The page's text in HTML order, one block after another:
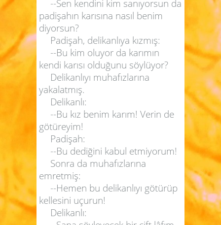
--Sen kendini kim sanıyorsun da
padişahın karısına nasıl benim
diyorsun?
Padişah, delikanlıya kızmış:
--Bu kim oluyor da karımın
kendi karısı olduğunu söylüyor?
Delikanlıyı muhafızlarına
yakalatmış.
Delikanlı:
--Bu kız benim karım! Verin de
götüreyim!
Padişah:
--Bu dediğini kabul etmiyorum!
Sonra da muhafızlarına
emretmiş:
--Hemen bu delikanlıyı götürüp
kellesini uçurun!
Delikanlı: